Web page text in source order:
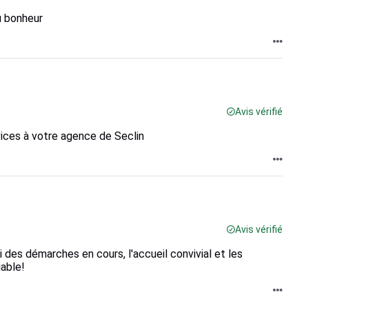
bonheur
Avis vérifié
à votre agence de Seclin
Avis vérifié
démarches en cours, l'accueil convivial et les